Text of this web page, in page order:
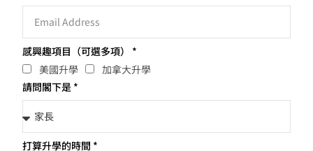
選擇海外升學的原因
無論家長和同學最後選擇到美國、加拿大、英國或澳洲升
學，我們經常強調要選擇合適自己的升學道路。站在家長的
立場，當然希望提供一個良好的學習環境給子女，香港的教
育較著重背誦和答題技巧，而西方國家比如美國、加拿大，
他們的教育更著重全人發展、個人想法、人際關係等。這些
感興趣項目（可選多項） *
美國升學
加拿大升學
請問閣下是 *
打算升學的時間 *